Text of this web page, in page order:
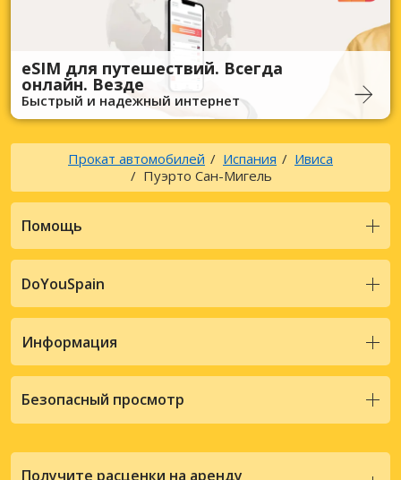
eSIM для путешествий. Всегда
онлайн. Везде
Быстрый и надежный интернет
Прокат автомобилей Испания
Ивиса
Пуэрто Сан-Мигель
Помощь
DoYouSpain
Информация
Безопасный просмотр
Получите расценки на аренду